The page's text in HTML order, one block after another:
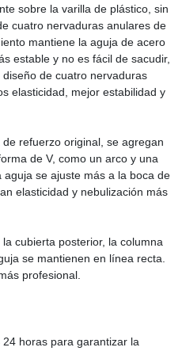
sobre la varilla de plástico, sin
cuatro nervaduras anulares de
mantiene la aguja de acero
estable y no es fácil de sacudir,
de cuatro nervaduras
elasticidad, mejor estabilidad y
refuerzo original, se agregan
de V, como un arco y una
se ajuste más a la boca de
elasticidad y nebulización más
cubierta posterior, la columna
se mantienen en línea recta.
profesional.
horas para garantizar la